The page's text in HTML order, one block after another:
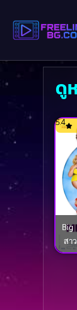
ดู
5.4
Big
สา